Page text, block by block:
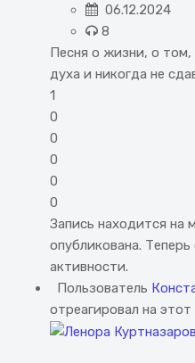
06.12.2024
8
Песня о жизни, о том,
духа и никогда не
1
0
0
0
0
0
Запись находится на
опубликована.
активности.
Пользователь
отреагировал на